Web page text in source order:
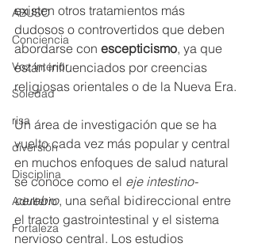
ABUSO
Conciencia
Voz interior
Soledad
risa
diversión
Disciplina
Adulterio
Fortaleza
existen otros tratamientos más
dudosos o controvertidos que deben
abordarse con escepticismo, ya que
están influenciados por creencias
religiosas orientales o de la Nueva Era.
Un área de investigación que se ha
vuelto cada vez más popular y central
en muchos enfoques de salud natural
se conoce como el eje intestino-
cerebro, una señal bidireccional entre
el tracto gastrointestinal y el sistema
nervioso central. Los estudios